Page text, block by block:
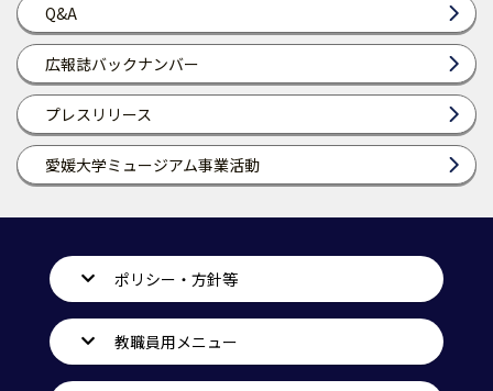
Q&A
広報誌バックナンバー
プレスリリース
愛媛大学ミュージアム事業活動
ポリシー・方針等
教職員用メニュー